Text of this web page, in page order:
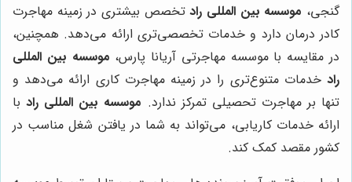
گنجی، موسسه بین المللی رادتخصص بیشتری در زمینه مهاجرت
کادر درمان دارد و خدمات تخصصی‌تری ارائه می‌دهد. همچنین،
در مقایسه با موسسه مهاجرتی آریانا پارس، موسسه بین المللی
راد خدمات متنوع‌تری را در زمینه مهاجرت کاری ارائه می‌دهد و
تنها بر مهاجرت تحصیلی تمرکز ندارد. موسسه بین المللی رادبا
ارائه خدمات کاریابی، می‌تواند به شما در یافتن شغل مناسب در
کشور مقصد کمک کند.